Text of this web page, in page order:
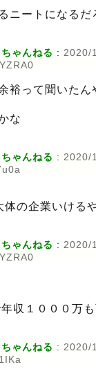
ニートになるだ
ゃんねる : 2020/
裕って聞いたん
な
ゃんねる : 2020/
の企業いける
ゃんねる : 2020/
収１０００万も
ゃんねる : 2020/